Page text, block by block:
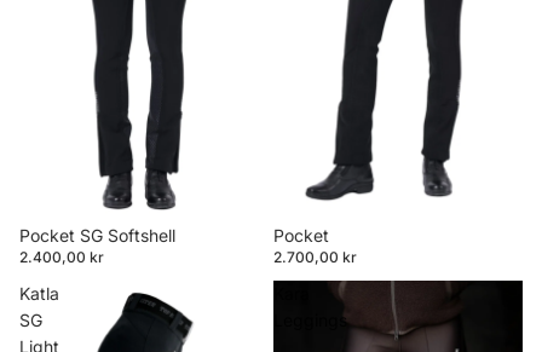
Pocket SG Softshell
2.400,00 kr
Pocket
2.700,00 kr
Katla
SG
Light
Leggings